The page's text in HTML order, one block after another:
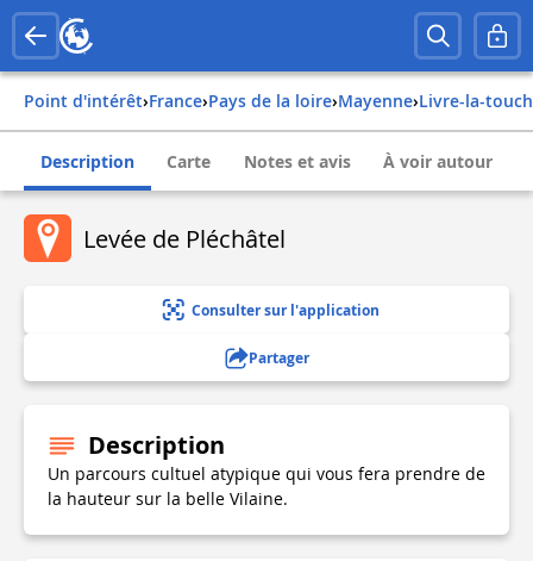
Point d'intérêt› france› pays de la loire› mayenne› livre-la-
Description Carte Notes et avis À voir autour
Levée de Pléchâtel
Consulter sur l'application
Partager
Description
Un parcours cultuel atypique qui vous fera prendre de
la hauteur sur la belle Vilaine.